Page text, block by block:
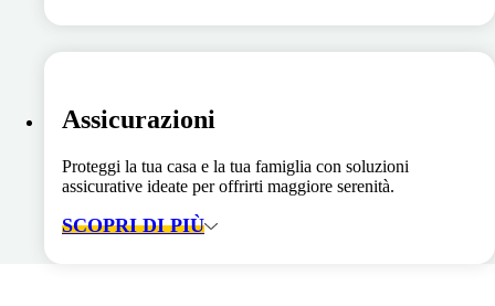
Assicurazioni
Proteggi la tua casa e la tua famiglia con soluzioni
assicurative ideate per offrirti maggiore serenità.
SCOPRI DI PIÙ